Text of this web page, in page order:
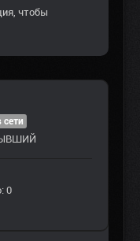
, чтобы
сети
0